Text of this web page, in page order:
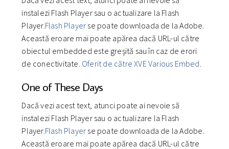
instalezi Flash Player sau o actualizare la Flash
Player.Flash Playerse poate downloada de la Adobe.
Această eroare mai poate apărea dacă URL-ul către
obiectul embedded este greșită sau în caz de erori
de conectivitate. Oferit de către XVE Various Embed.
One of These Days
Dacă vezi acest text, atunci poate ai nevoie să
instalezi Flash Player sau o actualizare la Flash
Player.Flash Playerse poate downloada de la Adobe.
Această eroare mai poate apărea dacă URL-ul către